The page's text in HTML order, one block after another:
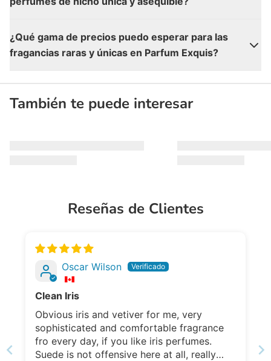
¿Qué gama de precios puedo esperar para las
fragancias raras y únicas en Parfum Exquis?
También te puede interesar
Reseñas de Clientes
Oscar Wilson
Clean Iris
Obvious iris and vetiver for me, very
sophisticated and comfortable fragrance
fro every day, if you like iris perfumes.
Suede is not offensive here at all, really